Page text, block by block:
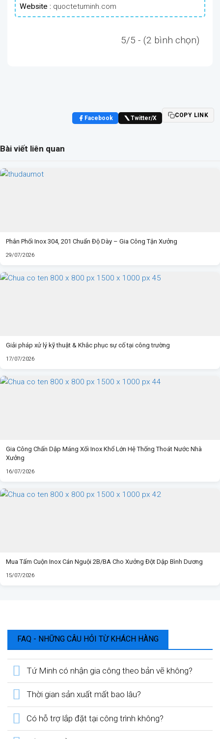
Website : quoctetuminh.com
5/5 - (2 bình chọn)
Facebook Twitter/X COPY LINK
Bài viết liên quan
Phân Phối Inox 304, 201 Chuẩn Độ Dày – Gia Công Tận Xưởng
29/07/2026
Giải pháp xử lý kỹ thuật & Khắc phục sự cố tại công trường
17/07/2026
Gia Công Chấn Dập Máng Xối Inox Khổ Lớn Hệ Thống Thoát Nước Nhà
Xưởng
16/07/2026
Mua Tấm Cuộn Inox Cán Nguội 2B/BA Cho Xưởng Đột Dập Bình Dương
15/07/2026
FAQ - NHỮNG CÂU HỎI TỪ KHÁCH HÀNG
Tứ Minh có nhận gia công theo bản vẽ không?
Thời gian sản xuất mất bao lâu?
Có hỗ trợ lắp đặt tại công trình không?